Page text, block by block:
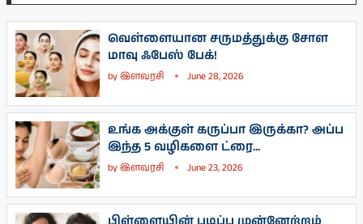
வெள்ளையான சருமத்துக்கு சோள
மாவு ஃபேஸ் பேக்!
byஇளவரசி June 28, 2026
உங்க அக்குள் கருப்பா இருக்கா? அப்ப
இந்த 5 வழிகளை ட்ரை...
byஇளவரசி June 23, 2026